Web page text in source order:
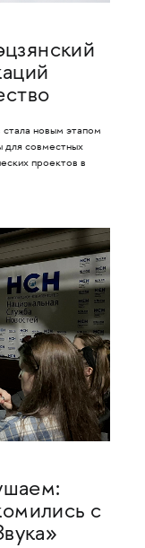
стала новым этапом
для совместных
проектов в
с